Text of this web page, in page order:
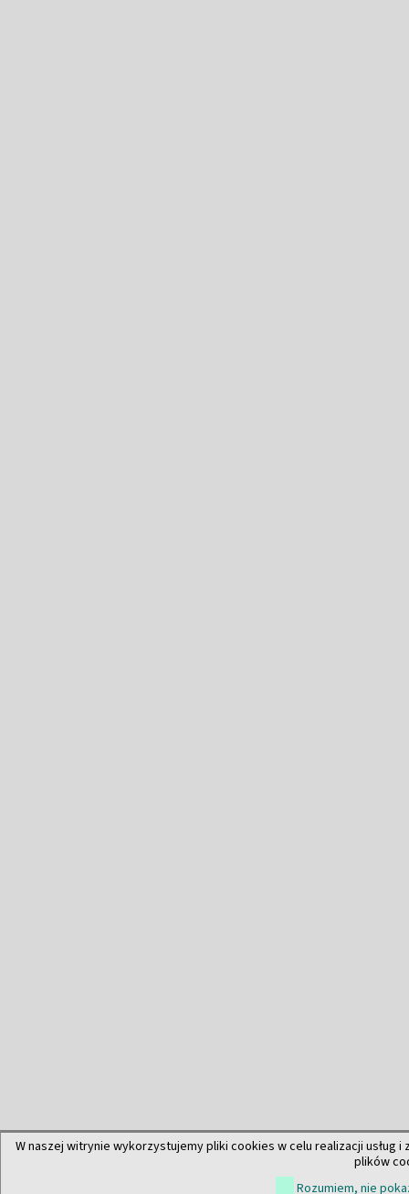
W naszej witrynie wykorzystujemy pliki cookies w celu realizacji usług i
plików
Rozumiem, nie